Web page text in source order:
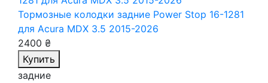
Тормозные колодки задние Power Stop 16-1281
для Acura MDX 3.5 2015-2026
2400 ₴
Купить
задние